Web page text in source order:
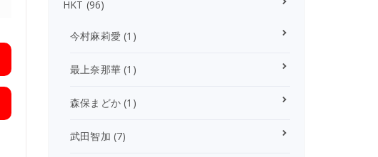
HKT (96)
今村麻莉愛 (1)
最上奈那華 (1)
森保まどか (1)
武田智加 (7)